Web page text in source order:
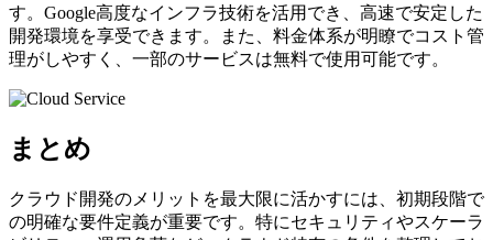
す。Google高度なインフラ技術を活用でき、高速で安定した
開発環境を享受できます。また、料金体系が明瞭でコスト管
理がしやすく、一部のサービスは無料で使用可能です。
まとめ
クラウド開発のメリットを最大限に活かすには、初期段階で
の明確な要件定義が重要です。特にセキュリティやスケーラ